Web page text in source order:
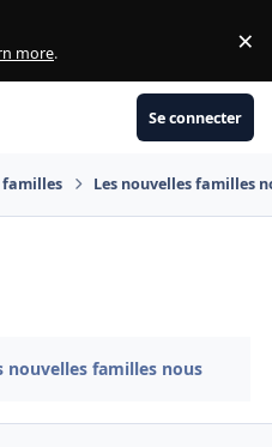
more. ×
Se connecter
Les nouvelles familles
nouvelles familles nous